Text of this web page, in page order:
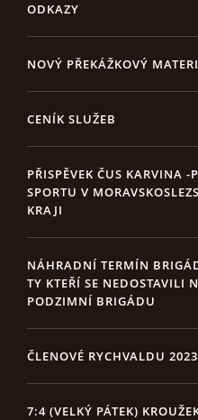
ODKAZY
NOVÝ PŘEKÁŽKOVÝ
CENÍK SLUŽEB
PŘISPĚVEK ČUS KARVINA -
SPORTU V
KRAJI
NÁHRADNÍ TERMÍN
TY KTEŘÍ SE NEDOSTAVILI
PODZIMNÍ BRIGÁDU
ČLENOVÉ RYCHVALDU 2023
7:4 (VELKÝ PÁTEK)